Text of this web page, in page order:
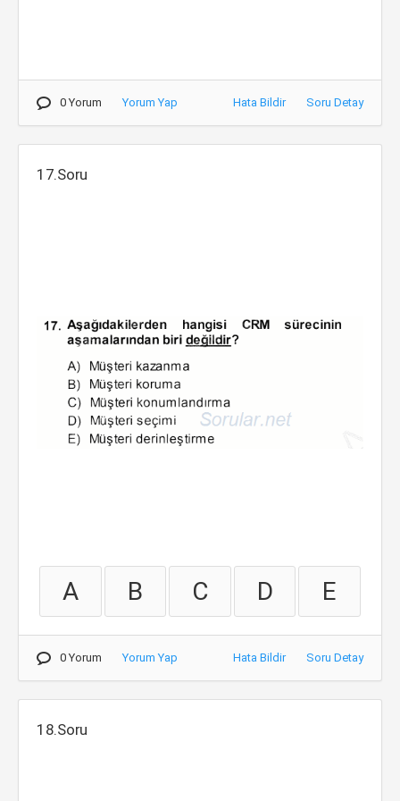
0 Yorum Yorum Yap Hata Bildir Soru Detay
17.Soru
A B C D E
0 Yorum Yorum Yap Hata Bildir Soru Detay
18.Soru